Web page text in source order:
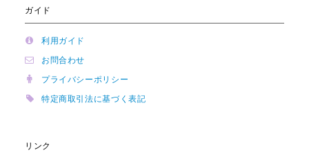
ガイド
利用ガイド
お問合わせ
プライバシーポリシー
特定商取引法に基づく表記
リンク